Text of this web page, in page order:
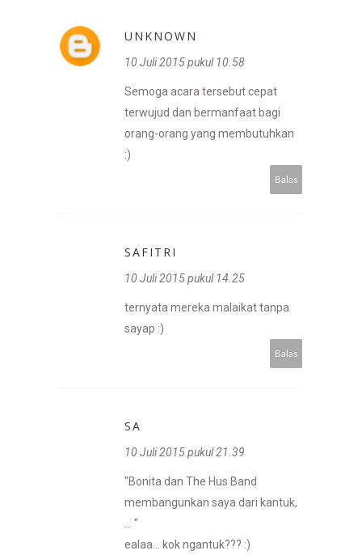
UNKNOWN
10 Juli 2015 pukul 10.58
Semoga acara tersebut cepat
terwujud dan bermanfaat bagi
orang-orang yang membutuhkan
:)
Balas
SAFITRI
10 Juli 2015 pukul 14.25
ternyata mereka malaikat tanpa
sayap :)
Balas
SA
10 Juli 2015 pukul 21.39
"Bonita dan The Hus Band
membangunkan saya dari kantuk,
... "
ealaa... kok ngantuk??? :)